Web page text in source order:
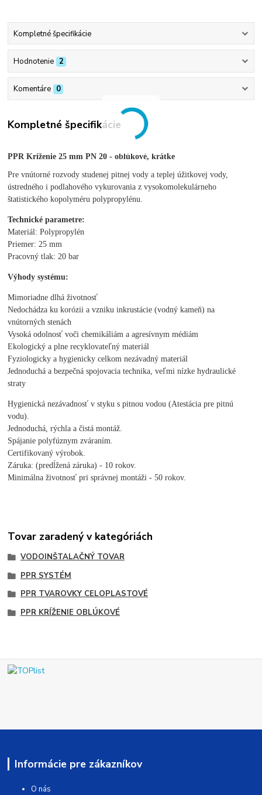
Kompletné špecifikácie
Hodnotenie 2
Komentáre 0
Kompletné špecifikácie
PPR Kríženie 25 mm PN 20 - oblúkové, krátke
Pre vnútorné rozvody studenej pitnej vody a teplej úžitkovej vody,
ústredného i podlahového vykurovania z vysokomolekulárneho
štatistického kopolyméru polypropylénu.
Technické parametre:
Materiál: Polypropylén
Priemer: 25 mm
Pracovný tlak: 20 bar
Výhody systému:
Mimoriadne dlhá životnosť
Nedochádza ku korózii a vzniku inkrustácie (vodný kameň) na
vnútorných stenách
Vysoká odolnosť voči chemikáliám a agresívnym médiám
Ekologický a plne recyklovateľný materiál
Fyziologicky a hygienicky celkom nezávadný materiál
Jednoduchá a bezpečná spojovacia technika, veľmi nízke hydraulické
straty
Hygienická nezávadnosť v styku s pitnou vodou (Atestácia pre pitnú
vodu).
Jednoduchá, rýchla a čistá montáž.
Spájanie polyfúznym zváraním.
Certifikovaný výrobok.
Záruka: (predĺžená záruka) - 10 rokov.
Minimálna životnosť pri správnej montáži - 50 rokov.
Tovar zaradený v kategóriách
VODOINŠTALAČNÝ TOVAR
PPR SYSTÉM
PPR TVAROVKY CELOPLASTOVÉ
PPR KRÍŽENIE OBLÚKOVÉ
Informácie pre zákazníkov
O nás